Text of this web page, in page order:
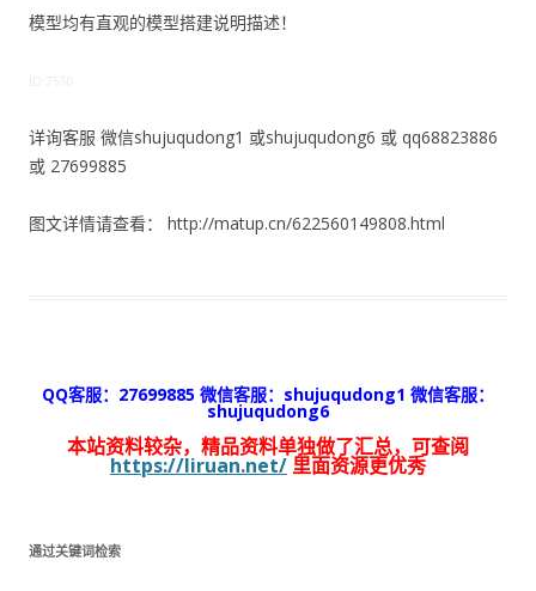
模型均有直观的模型搭建说明描述！
ID:7550
详询客服 微信shujuqudong1 或shujuqudong6 或 qq68823886
或 27699885
图文详情请查看： http://matup.cn/622560149808.html
QQ客服：27699885 微信客服：shujuqudong1 微信客服：
shujuqudong6
本站资料较杂，精品资料单独做了汇总，可查阅
https://liruan.net/ 里面资源更优秀
通过关键词检索